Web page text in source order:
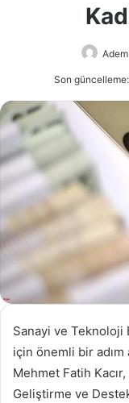
Son
Sanayi ve Teknoloji
için önemli bir adım
Mehmet Fatih
Geliştirme ve